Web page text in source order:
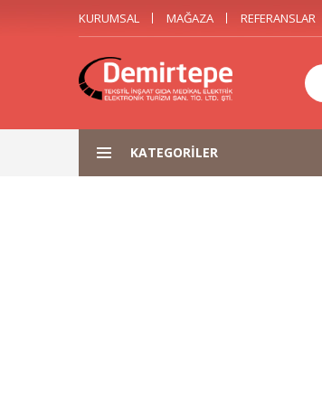
KURUMSAL MAĞAZA REFERANSLAR
KATEGORILER